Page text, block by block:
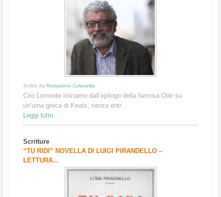
Scritto da Redazione Culturelite
Ciro Lomonte Iniziamo dall’epilogo della famosa Ode su
un’urna greca di Keats, senza entr...
Leggi tutto
Scritture
“TU RIDI” NOVELLA DI LUIGI PIRANDELLO –
LETTURA...